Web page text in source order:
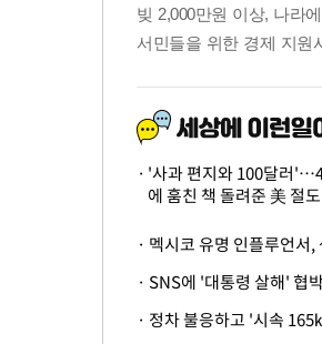
'사과 편지와 100달러
에 훔친 책 돌려준 美 절